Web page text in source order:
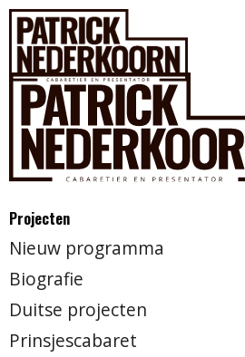
Projecten
Nieuw programma
Biografie
Duitse projecten
Prinsjescabaret